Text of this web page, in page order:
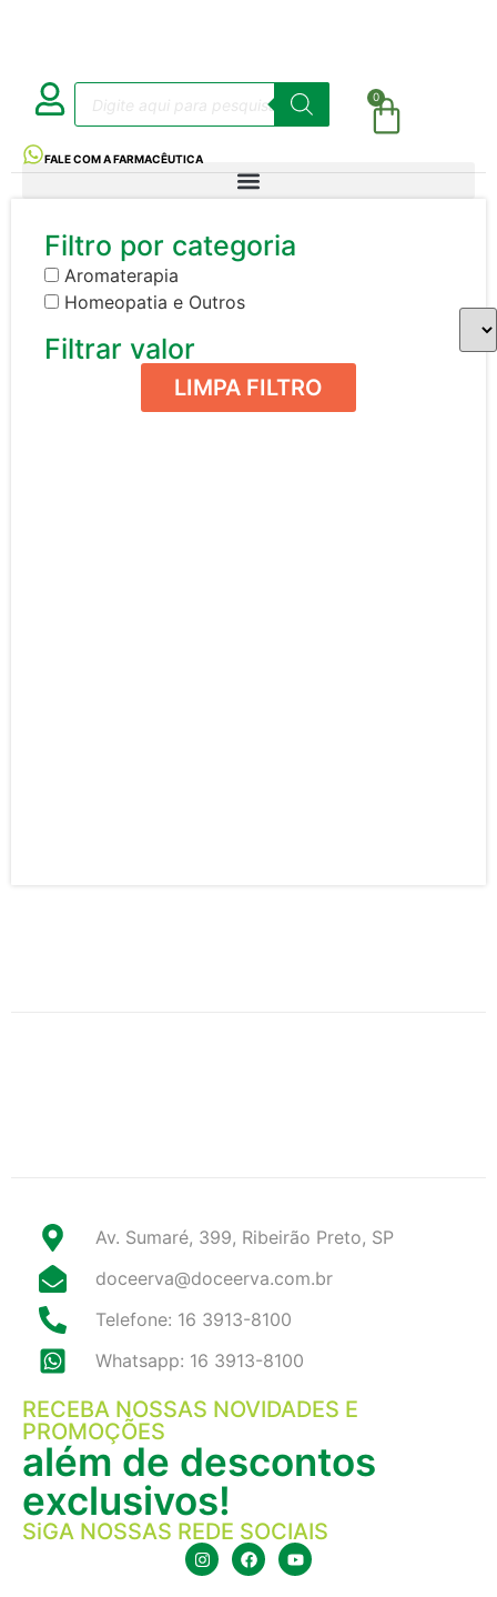
0
FALE COM A FARMACÊUTICA
Filtro por categoria
Aromaterapia
Homeopatia e Outros
Filtrar valor
LIMPA FILTRO
Av. Sumaré, 399, Ribeirão Preto, SP
doceerva@doceerva.com.br
Telefone: 16 3913-8100
Whatsapp: 16 3913-8100
RECEBA NOSSAS NOVIDADES E
PROMOÇÕES
além de descontos
exclusivos!
SiGA NOSSAS REDE SOCIAIS